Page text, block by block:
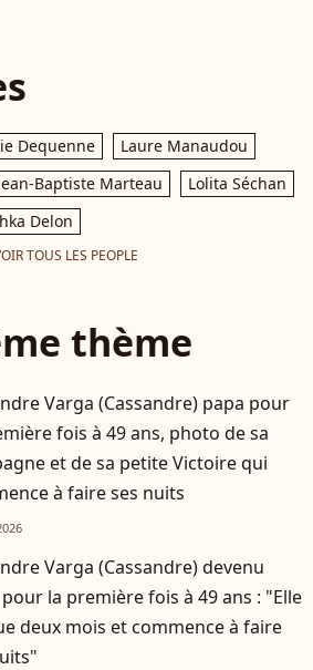
Dequenne
Laure Manaudou
Baptiste Marteau
Lolita Séchan
Delon
TOUS LES PEOPLE
thème
Varga (Cassandre) papa pour
fois à 49 ans, photo de sa
et de sa petite Victoire qui
à faire ses nuits
Varga (Cassandre) devenu
la première fois à 49 ans : "Elle
deux mois et commence à faire